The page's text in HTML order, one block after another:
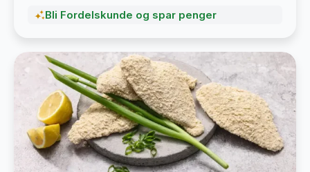
Bli Fordelskunde og spar penger